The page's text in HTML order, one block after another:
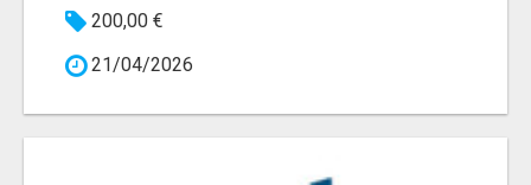
200,00 €
21/04/2026